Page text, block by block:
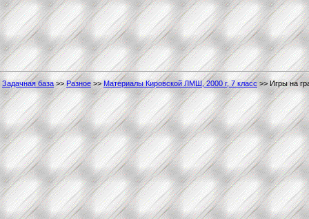
Задачная база>>Разное >>Материалы Кировской ЛМШ, 2000 г, 7 класс >> Игры на